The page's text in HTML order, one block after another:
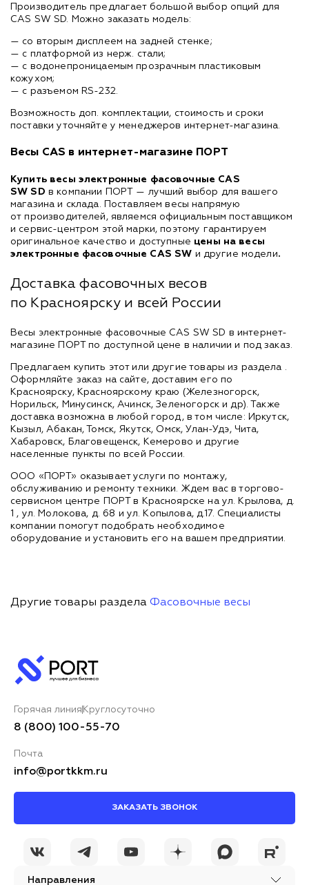
Производитель предлагает большой выбор опций для
CAS SW SD. Можно заказать модель:
— со вторым дисплеем на задней стенке;
— с платформой из нерж. стали;
— с водонепроницаемым прозрачным пластиковым
кожухом;
— с разъемом RS-232.
Возможность доп. комплектации, стоимость и сроки
поставки уточняйте у менеджеров интернет-магазина.
Весы CAS в интернет-магазине ПОРТ
Купить весы электронные фасовочные CAS
SW SD в компании ПОРТ — лучший выбор для вашего
магазина и склада. Поставляем весы напрямую
от производителей, являемся официальным поставщиком
и сервис-центром этой марки, поэтому гарантируем
оригинальное качество и доступные цены на весы
электронные фасовочные CAS SW и другие модели.
Доставка фасовочных весов
по Красноярску и всей России
Весы электронные фасовочные CAS SW SD в интернет-
магазине ПОРТ по доступной цене в наличии и под заказ.
Предлагаем купить этот или другие товары из раздела .
Оформляйте заказ на сайте, доставим его по
Красноярску, Красноярскому краю (Железногорск,
Норильск, Минусинск, Ачинск, Зеленогорск и др). Также
доставка возможна в любой город, в том числе: Иркутск,
Кызыл, Абакан, Томск, Якутск, Омск, Улан-Удэ, Чита,
Хабаровск, Благовещенск, Кемерово и другие
населенные пункты по всей России.
ООО «ПОРТ» оказывает услуги по монтажу,
обслуживанию и ремонту техники. Ждем вас в торгово-
сервисном центре ПОРТ в Красноярске на ул. Крылова, д.
1 , ул. Молокова, д. 68 и ул. Копылова, д.17. Специалисты
компании помогут подобрать необходимое
оборудование и установить его на вашем предприятии.
Другие товары раздела Фасовочные весы
Направления
Горячая линия Круглосуточно
8 (800) 100-55-70
Почта
info@portkkm.ru
ЗАКАЗАТЬ ЗВОНОК